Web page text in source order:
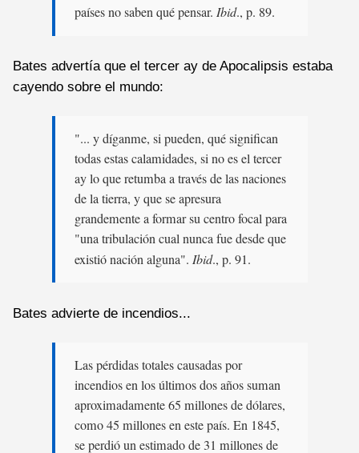
países no saben qué pensar. Ibid., p. 89.
Bates advertía que el tercer ay de Apocalipsis estaba
cayendo sobre el mundo:
"... y díganme, si pueden, qué significan
todas estas calamidades, si no es el tercer
ay lo que retumba a través de las naciones
de la tierra, y que se apresura
grandemente a formar su centro focal para
"una tribulación cual nunca fue desde que
existió nación alguna". Ibid., p. 91.
Bates advierte de incendios...
Las pérdidas totales causadas por
incendios en los últimos dos años suman
aproximadamente 65 millones de dólares,
como 45 millones en este país. En 1845,
se perdió un estimado de 31 millones de